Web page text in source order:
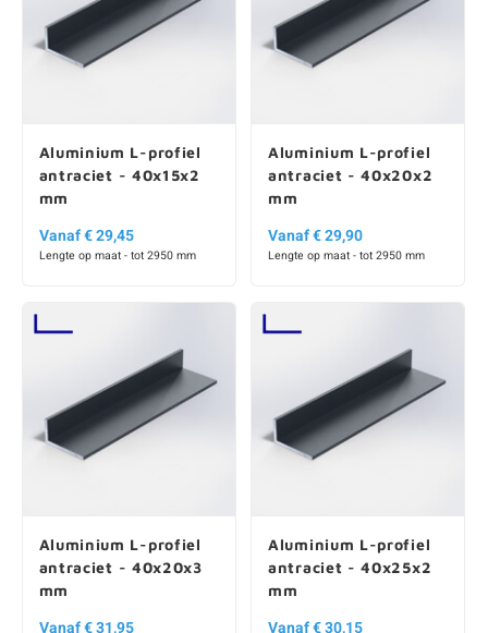
Aluminium L-profiel
antraciet - 40x15x2
mm
Vanaf € 29,45
Lengte op maat - tot 2950 mm
Aluminium L-profiel
antraciet - 40x20x2
mm
Vanaf € 29,90
Lengte op maat - tot 2950 mm
Aluminium L-profiel
antraciet - 40x20x3
mm
Vanaf € 31,95
Aluminium L-profiel
antraciet - 40x25x2
mm
Vanaf € 30,15